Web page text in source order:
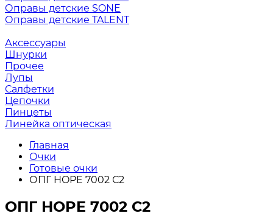
Оправы детские SONE
Оправы детские TALENT
Аксессуары
Шнурки
Прочее
Лупы
Салфетки
Цепочки
Пинцеты
Линейка оптическая
Главная
Очки
Готовые очки
ОПГ HOPE 7002 С2
ОПГ HOPE 7002 С2